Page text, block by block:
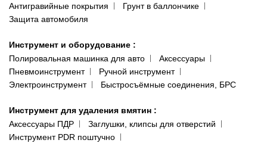
Антигравийные покрытия
Грунт в баллончике
Защита автомобиля
Инструмент и оборудование :
Полировальная машинка для авто
Аксессуары
Пневмоинструмент
Ручной инструмент
Электроинструмент
Быстросъёмные соединения, БРС
Инструмент для удаления вмятин :
Аксессуары ПДР
Заглушки, клипсы для отверстий
Инструмент PDR поштучно